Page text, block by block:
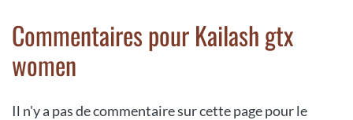
Commentaires pour Kailash gtx
women
Il n'y a pas de commentaire sur cette page pour le